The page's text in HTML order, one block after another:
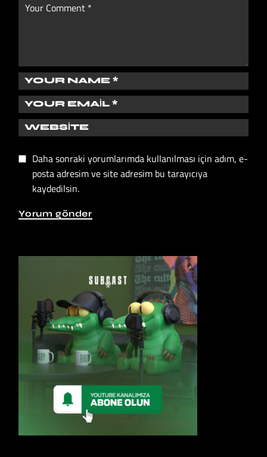
Daha sonraki yorumlarımda kullanılması için adım, e-
posta adresim ve site adresim bu tarayıcıya
kaydedilsin.
Yorum gönder